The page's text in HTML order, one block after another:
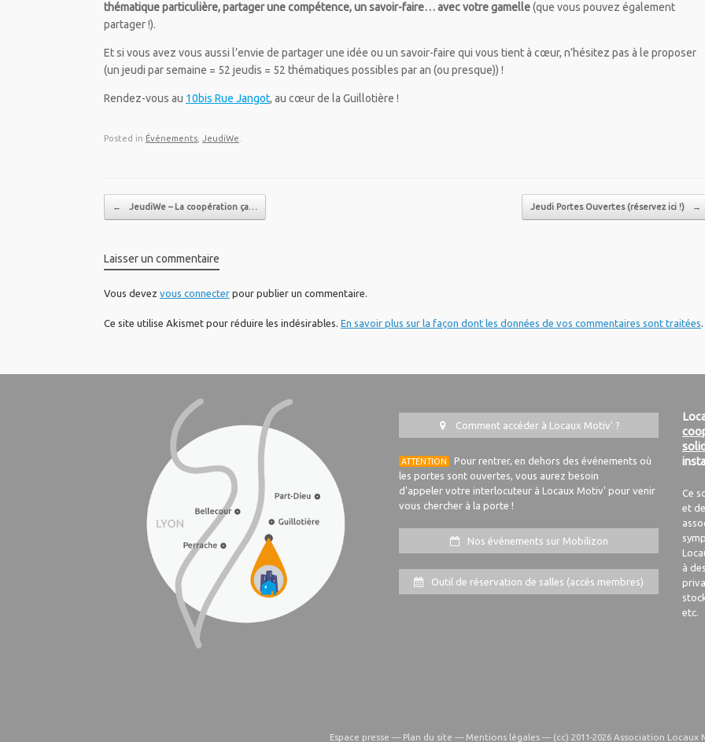
thématique particulière, partager une compétence, un savoir-faire… avec votre gamelle(que vous pouvez également
partager !).
Et si vous avez vous aussi l’envie de partager une idée ou un savoir-faire qui vous tient à cœur, n’hésitez pas à le proposer
(un jeudi par semaine = 52 jeudis = 52 thématiques possibles par an (ou presque)) !
Rendez-vous au 10bis Rue Jangot, au cœur de la Guillotière !
Posted in Événements JeudiWe
Post navigation
← JeudiWe – La coopération ça… Jeudi Portes Ouvertes (réservez ici !) →
Laisser un commentaire
Vous devez vous connecter pour publier un commentaire.
Ce site utilise Akismet pour réduire les indésirables. En savoir plus sur la façon dont les données de vos commentaires sont traitées.
Comment accéder à Locaux Motiv' ?
ATTENTION
Pour rentrer, en dehors des événements où
les portes sont ouvertes, vous aurez besoin
d'appeler votre interlocuteur à Locaux Motiv' pour venir
vous chercher à la porte !
Nos événements sur Mobilizon
Outil de réservation de salles (accès membres)
Ce
et
à
etc.
Espace presse — Plan du site — Mentions légales— (cc) 2011-2026 Association Locaux